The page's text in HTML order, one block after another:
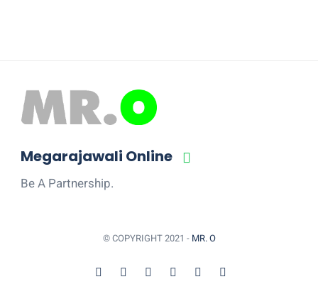
Megarajawali Online
Be A Partnership.
© COPYRIGHT 2021 - MR. O